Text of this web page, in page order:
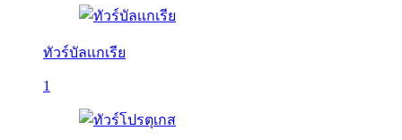
ทัวร์บัลเเกเรีย
1